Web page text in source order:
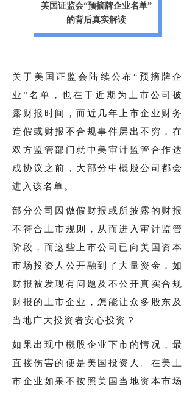
美国证监会“预摘牌企业名单”
的背后真实解读
关于美国证监会陆续公布“预摘牌企
业”名单，也在于近期为上市公司披
露财报时间，而近几年上市企业财务
造假或财报不合规事件层出不穷，在
双方监管部门就中美审计监管合作达
成协议之前，大部分中概股公司都会
进入该名单。
部分公司因做假财报或所披露的财报
不符合上市规则，从而进入审计监管
阶段，而这些上市公司已向美国资本
市场投资人公开融到了大量资金，如
财报被发现有问题及不公开真实合规
财报的上市企业，怎能让众多股东及
当地广大投资者安心投资？
如果出现中概股企业下市的情况，最
直接伤害的便是美国投资人。在美上
市企业如果不按照美国当地资本市场